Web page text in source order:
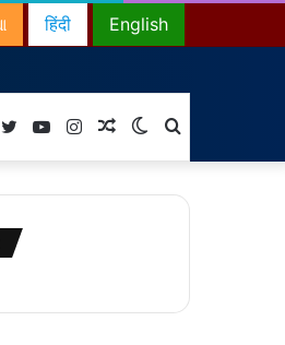
English
हिंदी
for
Switch
skin
Random
Article
Instagram
YouTube
Twitter